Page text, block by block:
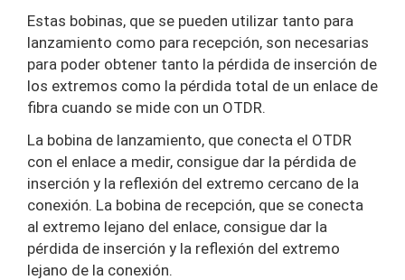
Estas bobinas, que se pueden utilizar tanto para
lanzamiento como para recepción, son necesarias
para poder obtener tanto la pérdida de inserción de
los extremos como la pérdida total de un enlace de
fibra cuando se mide con un OTDR.
La bobina de lanzamiento, que conecta el OTDR
con el enlace a medir, consigue dar la pérdida de
inserción y la reflexión del extremo cercano de la
conexión. La bobina de recepción, que se conecta
al extremo lejano del enlace, consigue dar la
pérdida de inserción y la reflexión del extremo
lejano de la conexión.